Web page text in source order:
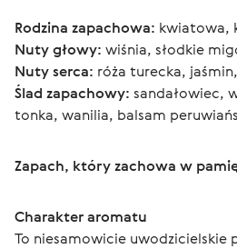
Rodzina zapachowa: kwiatowa,
Nuty głowy: wiśnia, słodkie
Nuty serca: róża turecka,
Ślad zapachowy: sandałowiec,
tonka, wanilia, balsam
Zapach, który zachowa w
Charakter aromatu
To niesamowicie uwodzicielskie